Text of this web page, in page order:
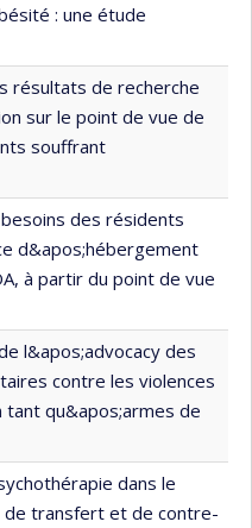
: une étude
résultats de recherche
sur le point de vue de
souffrant
des résidents
d&apos;hébergement
à partir du point de vue
l&apos;advocacy des
contre les violences
qu&apos;armes de
dans le
de transfert et de contre-